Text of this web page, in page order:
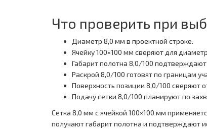
Что проверить при
Диаметр 8,0 мм в проектной строке.
Ячейку 100×100 мм сверяют для
Габарит полотна 8,0/100
Раскрой 8,0/100 готовят по границам
Поверхность позиции 8,0/100 сверяют
Подачу сетки 8,0/100 планируют по
Сетка 8,0 мм с ячейкой 100×100 мм
получают габарит полотна и подтверждают